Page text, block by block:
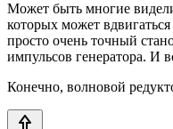
Может быть многие
которых может
просто очень точный
импульсов генератора. И
Конечно, волновой